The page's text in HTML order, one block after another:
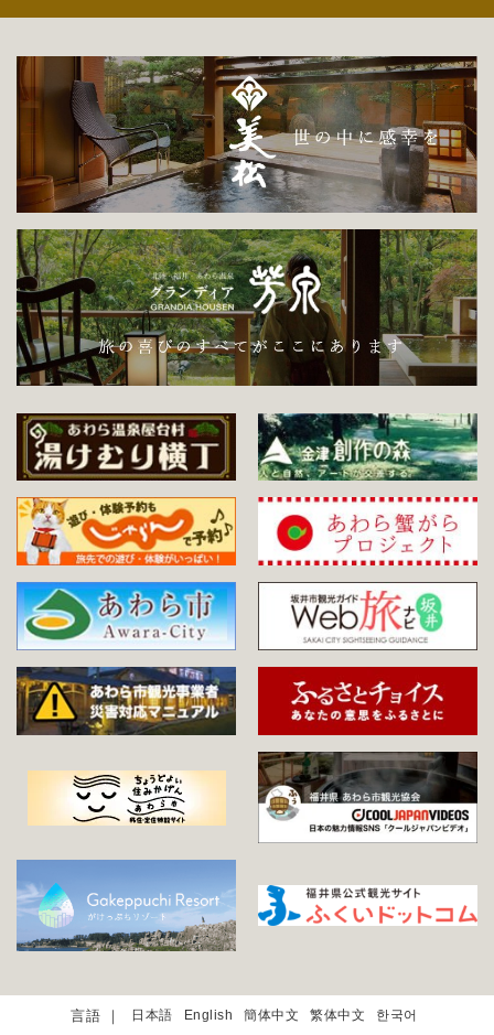
日本語 English 簡体中文 繁体中文 한국어